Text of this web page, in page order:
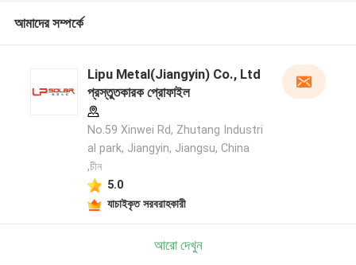
আমাদের সম্পর্কে
Lipu Metal(Jiangyin) Co., Ltd
প্রস্তুতকারক প্রোফাইল
No.59 Xinwei Rd, Zhutang Industri
al park, Jiangyin, Jiangsu, China
,চীন
5.0
যাচাইকৃত সরবরাহকারী
আরো দেখুন